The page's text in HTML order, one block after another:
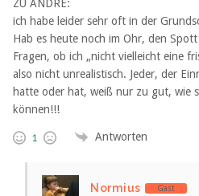
ZU ANDRÉ:
ich habe leider sehr oft in der
Hab es heute noch im Ohr, den
Fragen, ob ich „nicht vielleicht eine
also nicht unrealistisch. Jeder, der
hatte oder hat, weiß nur zu gut, wie
können!!!
1 Antworten
Normius Gast